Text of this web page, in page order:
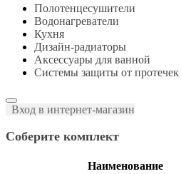
Полотенцесушители
Водонагреватели
Кухня
Дизайн-радиаторы
Аксессуары для ванной
Системы защиты от протечек
Вход в интернет-магазин
Соберите комплект
Наименование